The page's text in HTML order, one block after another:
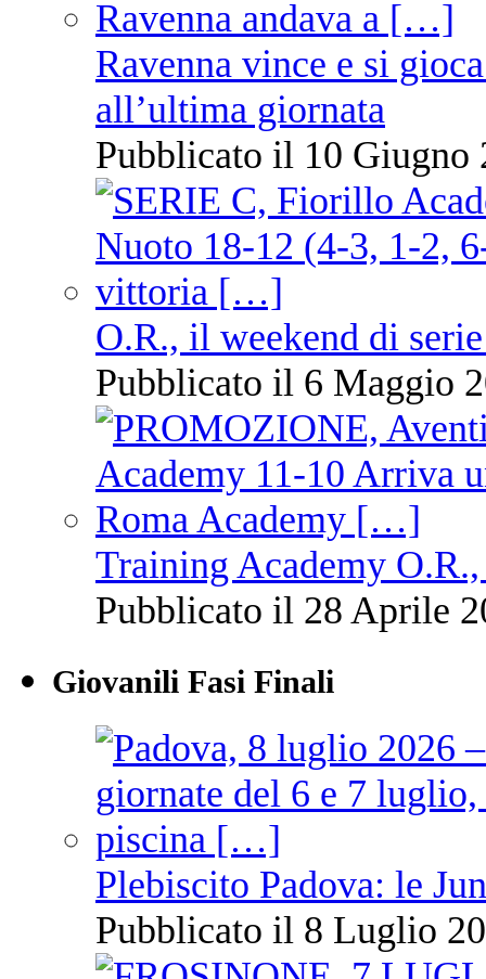
Ravenna vince e si
all’ultima giornata
Pubblicato il 10 Giugno
O.R., il weekend di
Pubblicato il 6 Maggio
Training Academy
Pubblicato il 28 Aprile
Giovanili Fasi Finali
Plebiscito Padova: le
Pubblicato il 8 Luglio